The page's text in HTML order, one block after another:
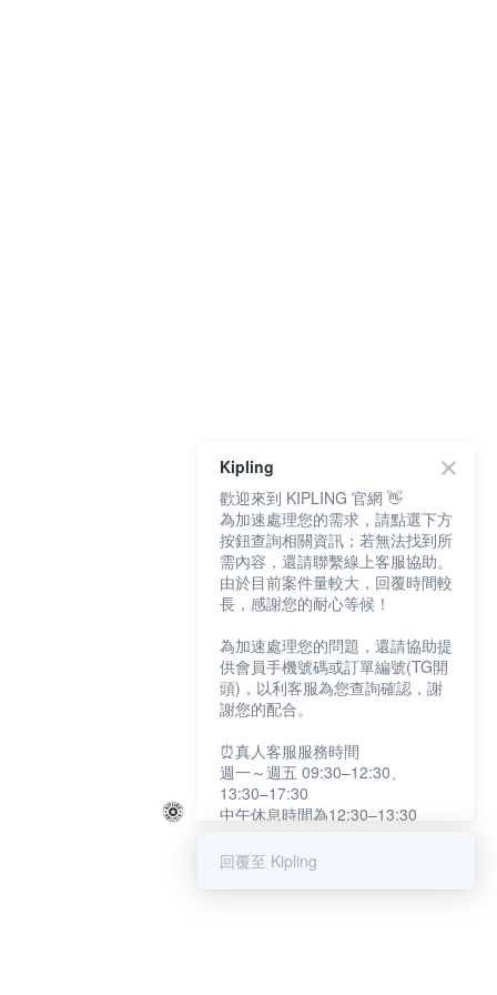
Kipling
歡迎來到 KIPLING 官網 👋
為加速處理您的需求，請點選下方
按鈕查詢相關資訊；若無法找到所
需內容，還請聯繫線上客服協助。
由於目前案件量較大，回覆時間較
長，感謝您的耐心等候！
為加速處理您的問題，還請協助提
供會員手機號碼或訂單編號(TG開
頭)，以利客服為您查詢確認，謝
謝您的配合。
⏰真人客服服務時間
週一～週五 09:30–12:30、
13:30–17:30
中午休息時間為12:30–13:30
提醒您：系統會自動已讀訊息，如
回覆至 Kipling